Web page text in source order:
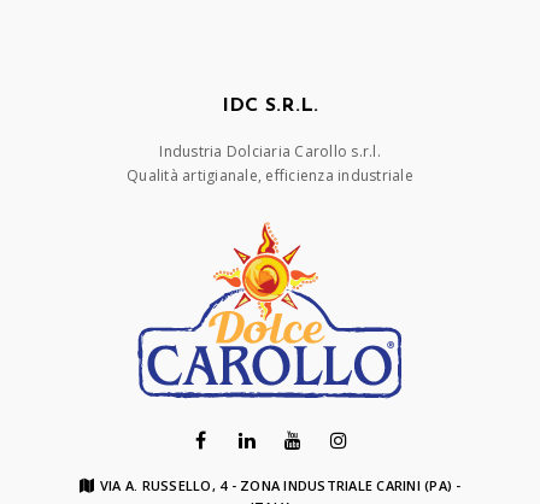
IDC S.R.L.
Industria Dolciaria Carollo s.r.l.
Qualità artigianale, efficienza industriale
VIA A. RUSSELLO, 4 - ZONA INDUSTRIALE CARINI (PA) -